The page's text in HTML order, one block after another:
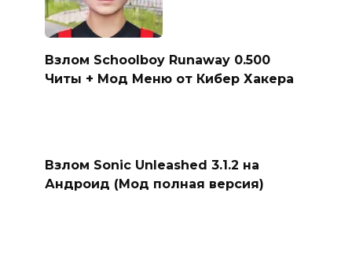
Взлом Schoolboy Runaway 0.500
Читы + Мод Меню от Кибер Хакера
Взлом Sonic Unleashed 3.1.2 на
Андроид (Мод полная версия)